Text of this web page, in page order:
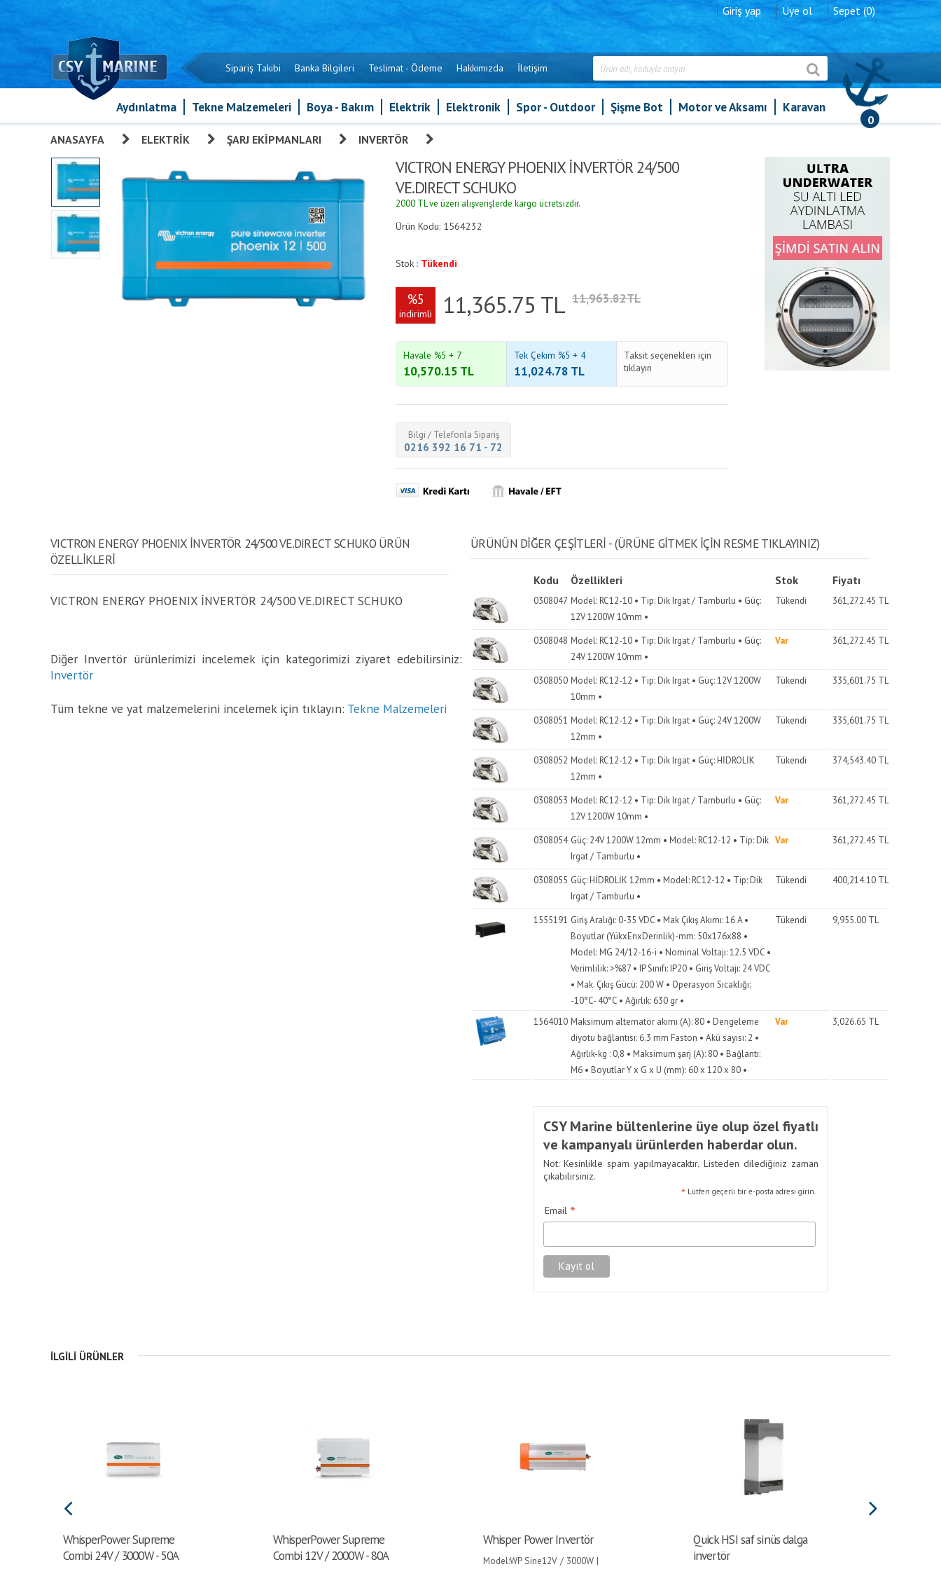
Giriş yap Üye ol Sepet (0)
Sipariş Takibi Banka Bilgileri Teslimat - Ödeme Hakkımızda İletişim
0
Aydınlatma Tekne Malzemeleri Boya - Bakım Elektrik Elektronik Spor - Outdoor Şişme Bot Motor ve Aksamı Karavan
ANASAYFA ELEKTRIK ŞARJ EKIPMANLARI INVERTÖR
VICTRON ENERGY PHOENIX İNVERTÖR 24/500
VE.DIRECT SCHUKO
2000 TL ve üzeri alışverişlerde kargo ücretsizdir.
Ürün Kodu: 1564232
Stok : Tükendi
%5
indirimli 11,365.75 TL 11,963.82TL
Havale %5 + 7
10,570.15 TL
Tek Çekim %5 + 4
11,024.78 TL
Taksit seçenekleri için
tıklayın
Bilgi / Telefonla Sipariş
0216 392 16 71 - 72
VICTRON ENERGY PHOENIX İNVERTÖR 24/500 VE.DIRECT SCHUKO ÜRÜN
ÖZELLİKLERİ
VICTRON ENERGY PHOENIX İNVERTÖR 24/500 VE.DIRECT SCHUKO
Diğer Invertör ürünlerimizi incelemek için kategorimizi ziyaret edebilirsiniz:
Invertör
Tüm tekne ve yat malzemelerini incelemek için tıklayın: Tekne Malzemeleri
ÜRÜNÜN DİĞER ÇEŞİTLERİ - (ÜRÜNE GITMEK IÇIN RESME TIKLAYINIZ)
Kodu Özellikleri Stok Fiyatı
0308047 Model: RC12-10 • Tip: Dik Irgat / Tamburlu • Güç:
12V 1200W 10mm •
Tükendi 361,272.45 TL
0308048 Model: RC12-10 • Tip: Dik Irgat / Tamburlu • Güç:
24V 1200W 10mm •
Var 361,272.45 TL
0308050 Model: RC12-12 • Tip: Dik Irgat • Güç: 12V 1200W
10mm •
Tükendi 335,601.75 TL
0308051 Model: RC12-12 • Tip: Dik Irgat • Güç: 24V 1200W
12mm •
Tükendi 335,601.75 TL
0308052 Model: RC12-12 • Tip: Dik Irgat • Güç: HİDROLİK
12mm •
Tükendi 374,543.40 TL
0308053 Model: RC12-12 • Tip: Dik Irgat / Tamburlu • Güç:
12V 1200W 10mm •
Var 361,272.45 TL
0308054 Güç: 24V 1200W 12mm • Model: RC12-12 • Tip: Dik
Irgat / Tamburlu •
Var 361,272.45 TL
0308055 Güç: HİDROLİK 12mm • Model: RC12-12 • Tip: Dik
Irgat / Tamburlu •
Tükendi 400,214.10 TL
1555191 Giriş Aralığı: 0-35 VDC • Mak Çıkış Akımı: 16 A •
Boyutlar (YükxEnxDerinlik)-mm: 50x176x88 •
Model: MG 24/12-16-i • Nominal Voltajı: 12.5 VDC •
Verimlilik: >%87 • IP Sınıfı: IP20 • Giriş Voltajı: 24 VDC
• Mak. Çıkış Gücü: 200 W • Operasyon Sıcaklığı:
-10°C- 40°C • Ağırlık: 630 gr •
Tükendi 9,955.00 TL
1564010 Maksimum alternatör akımı (A): 80 • Dengeleme
diyotu bağlantısı: 6.3 mm Faston • Akü sayısı: 2 •
Ağırlık-kg : 0,8 • Maksimum şarj (A): 80 • Bağlantı:
M6 • Boyutlar Y x G x U (mm): 60 x 120 x 80 •
Var 3,026.65 TL
CSY Marine bültenlerine üye olup özel fiyatlı
ve kampanyalı ürünlerden haberdar olun.
Not: Kesinlikle spam yapılmayacaktır. Listeden dilediğiniz zaman
çıkabilirsiniz.
* Lütfen geçerli bir e-posta adresi girin.
Email *
İLGILI ÜRÜNLER
WhisperPower Supreme
Combi 24V / 3000W - 50A
WhisperPower Supreme
Combi 12V / 2000W - 80A
Whisper Power Invertör
Model:WP Sine12V / 3000W |
Quick HSI saf sinüs dalga
invertör